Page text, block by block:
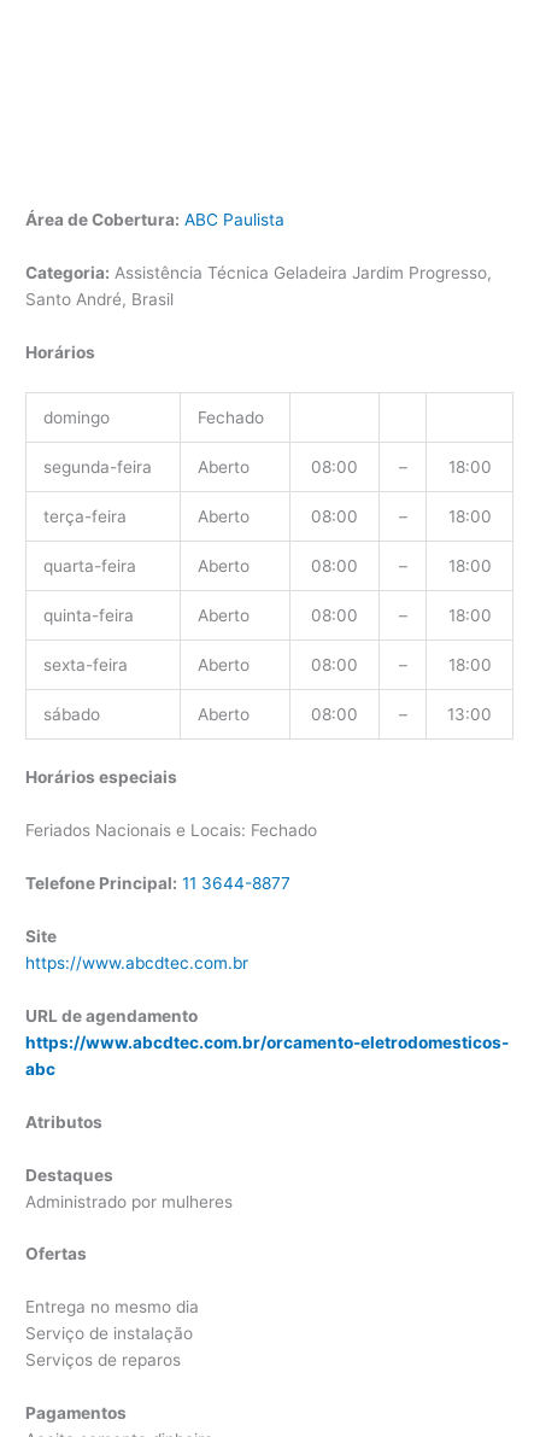
Área de Cobertura: ABC Paulista
Categoria: Assistência Técnica Geladeira Jardim Progresso,
Santo André, Brasil
Horários
domingo Fechado
segunda-feira Aberto 08:00 – 18:00
terça-feira Aberto 08:00 – 18:00
quarta-feira Aberto 08:00 – 18:00
quinta-feira Aberto 08:00 – 18:00
sexta-feira Aberto 08:00 – 18:00
sábado Aberto 08:00 – 13:00
Horários especiais
Feriados Nacionais e Locais: Fechado
Telefone Principal: 11 3644-8877
Site
https://www.abcdtec.com.br
URL de agendamento
https://www.abcdtec.com.br/orcamento-eletrodomesticos-
abc
Atributos
Destaques
Administrado por mulheres
Ofertas
Entrega no mesmo dia
Serviço de instalação
Serviços de reparos
Pagamentos